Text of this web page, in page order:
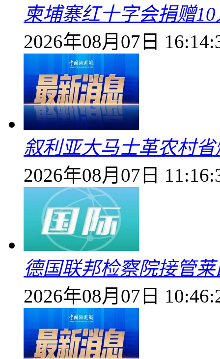
柬埔寨红十字会捐赠
2026年08月07日
叙利亚大马士革农村
2026年08月07日
德国联邦检察院接管
2026年08月07日